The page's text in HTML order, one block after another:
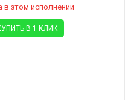
в этом исполнении
В 1 КЛИК